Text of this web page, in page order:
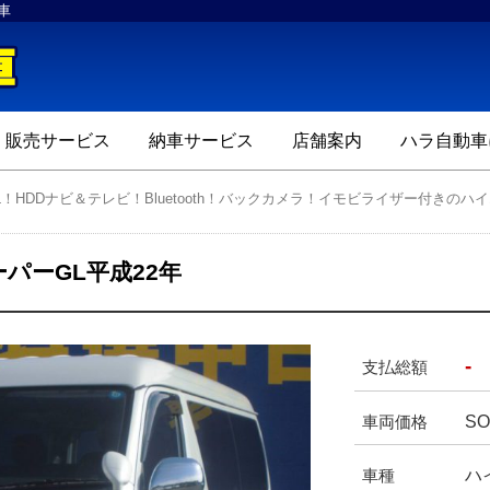
販売サービス 納車サービス 店舗案内 ハラ自動
HDDナビ＆テレビ！Bluetooth！バックカメラ！イモビライザー付きのハ
ーGL平成22年
支払総額 -
車両価格
車種 ハ